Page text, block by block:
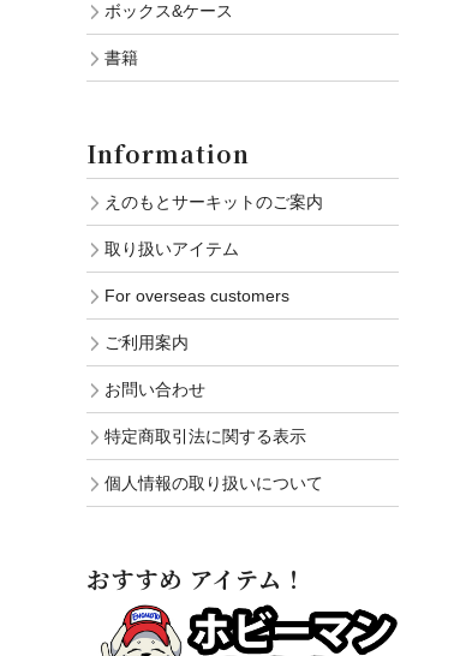
ボックス&ケース
書籍
Information
えのもとサーキットのご案内
取り扱いアイテム
For overseas customers
ご利用案内
お問い合わせ
特定商取引法に関する表示
個人情報の取り扱いについて
おすすめ アイテム！